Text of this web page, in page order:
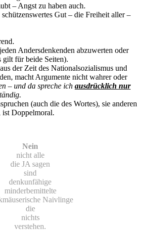
– Angst zu haben auch.
Gut – die Freiheit aller –
Andersdenkenden abzuwerten oder
gilt für beide Seiten).
der Zeit des Nationalsozialismus und
macht Argumente nicht wahrer oder
– und da spreche ich ausdrücklich nur
(auch die des Wortes), sie anderen
ist Doppelmoral.
Nein
nicht alle
die JA sagen
sind
denkunfähige
minderbemittelte
Naivlinge
die
nichts
verstehen.